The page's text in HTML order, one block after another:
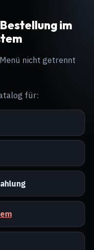
im
nicht getrennt
für: